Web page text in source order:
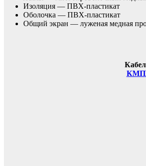
Изоляция — ПВХ-пластикат
Оболочка — ПВХ-пластикат
Общий экран — луженая медная